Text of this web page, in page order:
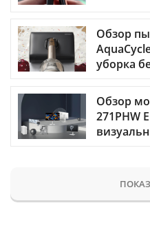
Обзор
уборка
Обзор
271PHW